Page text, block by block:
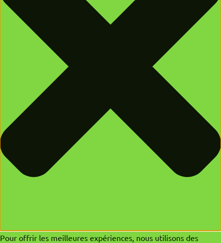
Pour offrir les meilleures expériences, nous utilisons des